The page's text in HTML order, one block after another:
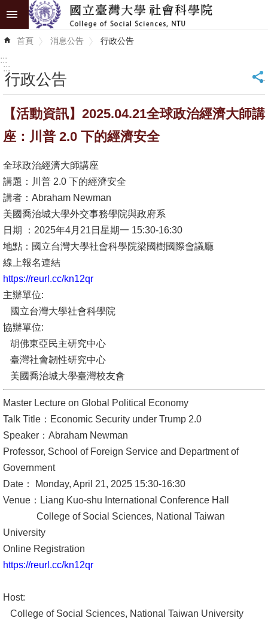
跳到主要內容區塊
進
階
識
學
研
究
消
息
公
告
國
際
化
高
教
深
耕
辦
及
文
件
輔
首頁 消息公告 行政公告
:::
:::
行政公告 _
【活動資訊】2025.04.21全球政治經濟大師講
座：川普 2.0 下的經濟安全
全球政治經濟大師講座
講題：川普 2.0 下的經濟安全
講者：Abraham Newman
美國喬治城大學外交事務學院與政府系
日期 ：2025年4月21日星期一 15:30-16:30
地點：國立台灣大學社會科學院梁國樹國際會議廳
線上報名連結
https://reurl.cc/kn12qr
主辦單位:
國立台灣大學社會科學院
協辦單位:
胡佛東亞民主研究中心
臺灣社會韌性研究中心
美國喬治城大學臺灣校友會
Master Lecture on Global Political Economy
Talk Title：Economic Security under Trump 2.0
Speaker：Abraham Newman
Professor, School of Foreign Service and Department of
Government
Date： Monday, April 21, 2025 15:30-16:30
Venue：Liang Kuo-shu International Conference Hall
College of Social Sciences, National Taiwan
University
Online Registration
https://reurl.cc/kn12qr
Host:
College of Social Sciences, National Taiwan University